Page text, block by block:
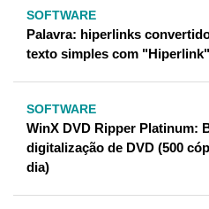
SOFTWARE
Palavra: hiperlinks
texto simples com "Hiperlink"
SOFTWARE
WinX DVD Ripper Platinum:
digitalização de DVD (500
dia)